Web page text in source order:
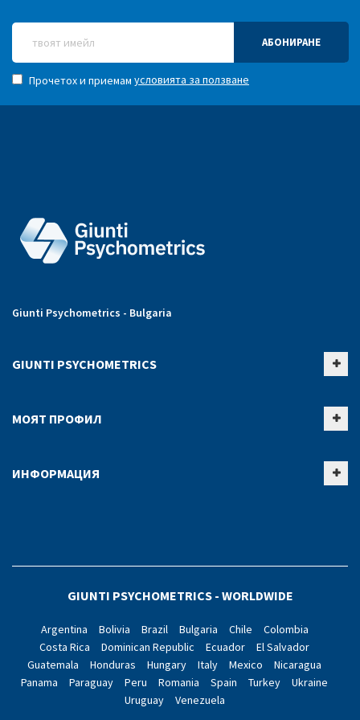
АБОНИРАНЕ
Прочетох и приемам условията за ползване
Giunti Psychometrics - Bulgaria
GIUNTI PSYCHOMETRICS
МОЯТ ПРОФИЛ
ИНФОРМАЦИЯ
GIUNTI PSYCHOMETRICS - WORLDWIDE
Argentina Bolivia Brazil Bulgaria Chile
Colombia
Costa Rica
Dominican Republic Ecuador
El Salvador
Guatemala
Honduras Hungary Italy Mexico
Nicaragua
Panama
Paraguay Peru Romania Spain Turkey
Ukraine
Uruguay
Venezuela